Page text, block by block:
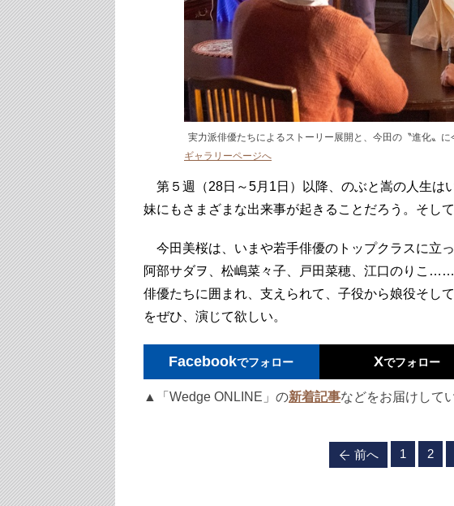
実力派俳優たちによるストーリー展開と、今田の〝進化〟に
ギャラリーページへ
第５週（28日～5月1日）以降、のぶと嵩の人生は
妹にもさまざまな出来事が起きることだろう。そし
今田美桜は、いまや若手俳優のトップクラスに立
阿部サダヲ、松嶋菜々子、戸田菜穂、江口のりこ
俳優たちに囲まれ、支えられて、子役から娘役そし
をぜひ、演じて欲しい。
Facebookでフォロー Xでフォロー
▲「Wedge ONLINE」の新着記事などをお届けして
前へ 1 2